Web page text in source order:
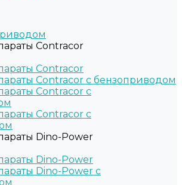
Contracor
Contracor
Contracor с бензоприводом
Contracor с
Contracor с
Dino-Power
Dino-Power
Dino-Power с